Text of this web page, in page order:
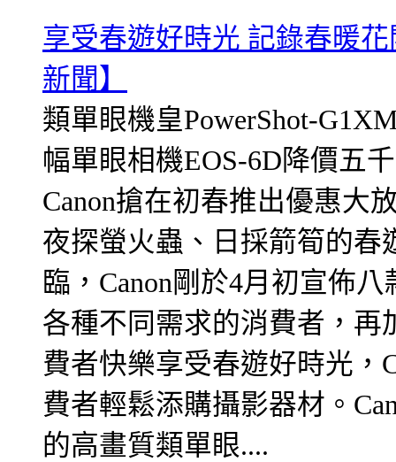
享受春遊好時光 記錄春暖
新聞】
類單眼機皇PowerShot-
幅單眼相機EOS-6D降價五
Canon搶在初春推出優惠大
夜探螢火蟲、日採箭筍的
臨，Canon剛於4月初宣佈
各種不同需求的消費者，
費者快樂享受春遊好時光，
費者輕鬆添購攝影器材。
的高畫質類單眼....